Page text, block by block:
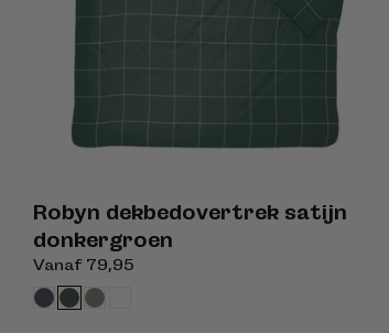
Robyn dekbedovertrek satijn
donkergroen
Normale
prijs
Vanaf 79,95